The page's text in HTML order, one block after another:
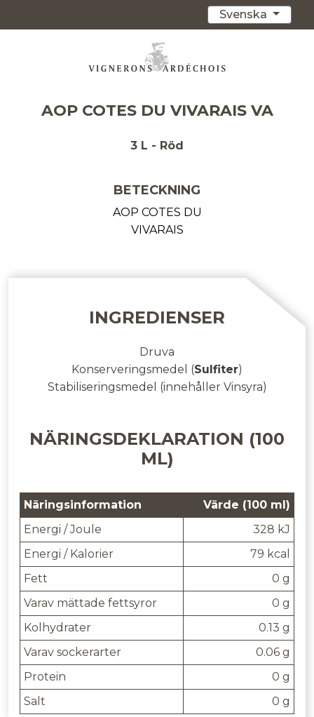
Svenska
AOP COTES DU VIVARAIS VA
3 L - Röd
BETECKNING
AOP COTES DU
VIVARAIS
INGREDIENSER
Druva
Konserveringsmedel (Sulfiter)
Stabiliseringsmedel (innehåller Vinsyra)
NÄRINGSDEKLARATION (100
ML)
Näringsinformation
Värde (100 ml)
Energi / Joule
328 kJ
Energi / Kalorier
79 kcal
Fett
0 g
Varav mättade fettsyror
0 g
Kolhydrater
0.13 g
Varav sockerarter
0.06 g
Protein
0 g
Salt
0 g